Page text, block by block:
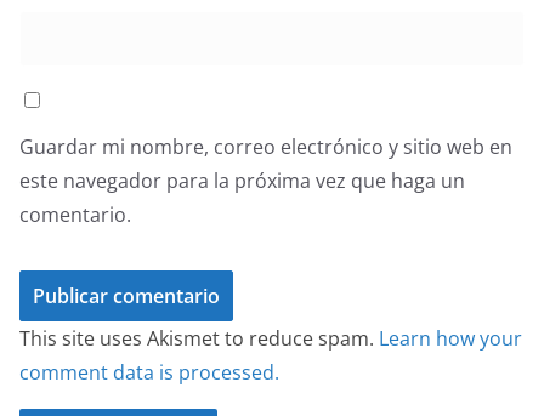
Guardar mi nombre, correo electrónico y sitio web en
este navegador para la próxima vez que haga un
comentario.
This site uses Akismet to reduce spam. Learn how your
comment data is processed.